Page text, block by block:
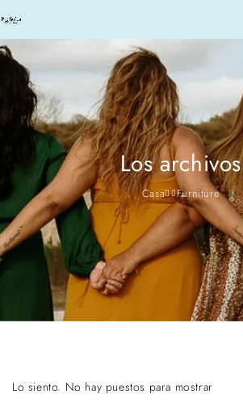
Los archivos
Casa Furniture
Lo siento. No hay puestos para mostrar